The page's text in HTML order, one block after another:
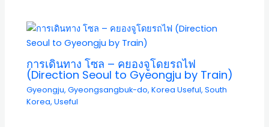
การเดินทาง โซล – คยองจูโดยรถไฟ
(Direction Seoul to Gyeongju by Train)
Gyeongju,Gyeongsangbuk-do,Korea Useful,South
Korea,Useful